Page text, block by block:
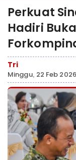
Perkuat
Hadiri
Tri
Minggu, 22 Feb